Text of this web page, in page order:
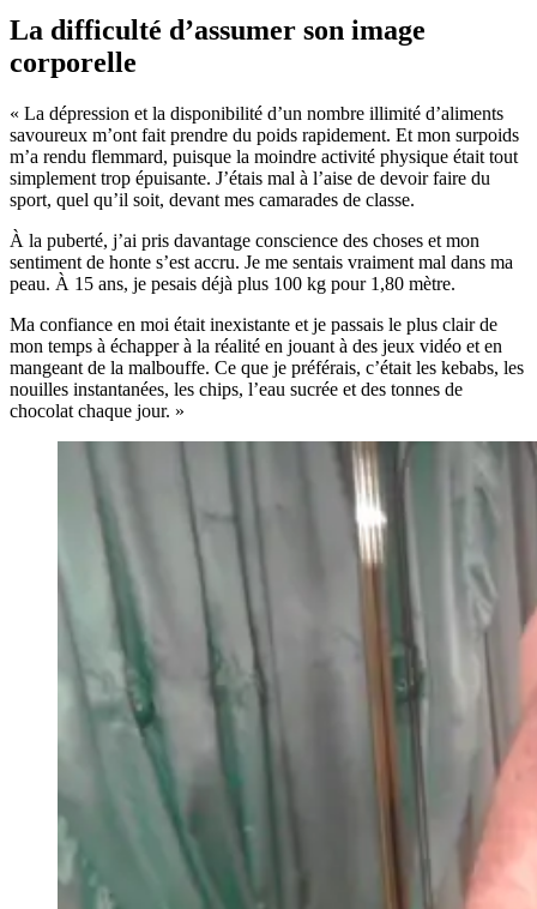
La difficulté d’assumer son image
corporelle
« La dépression et la disponibilité d’un nombre illimité d’aliments
savoureux m’ont fait prendre du poids rapidement. Et mon surpoids
m’a rendu flemmard, puisque la moindre activité physique était tout
simplement trop épuisante. J’étais mal à l’aise de devoir faire du
sport, quel qu’il soit, devant mes camarades de classe.
À la puberté, j’ai pris davantage conscience des choses et mon
sentiment de honte s’est accru. Je me sentais vraiment mal dans ma
peau. À 15 ans, je pesais déjà plus 100 kg pour 1,80 mètre.
Ma confiance en moi était inexistante et je passais le plus clair de
mon temps à échapper à la réalité en jouant à des jeux vidéo et en
mangeant de la malbouffe. Ce que je préférais, c’était les kebabs, les
nouilles instantanées, les chips, l’eau sucrée et des tonnes de
chocolat chaque jour. »